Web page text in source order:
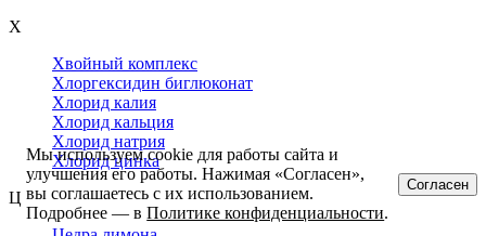
Х
Хвойный комплекс
Хлоргексидин биглюконат
Хлорид калия
Хлорид кальция
Хлорид натрия
Хлорид цинка
Ц
Мы используем cookie для работы сайта и
улучшения его работы. Нажимая «Согласен»,
вы соглашаетесь с их использованием.
Подробнее — вПолитике конфиденциальности.
Согласен